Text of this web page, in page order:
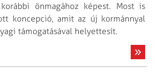
önmagához képest. Most is
koncepció, amit az új kormánnyal
támogatásával helyettesít.